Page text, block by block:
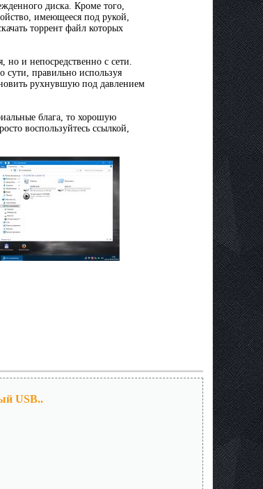
диска. Кроме того,
имеющееся под рукой,
торрент файл которых
но и непосредственно с сети.
сути, правильно используя
рухнувшую под давлением
блага, то хорошую
воспользуйтесь ссылкой,
USB..